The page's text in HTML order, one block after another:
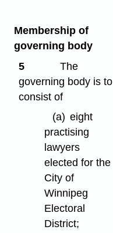
Membership of
governing body
5
The
governing body is to
consist of
(a) eight
practising
lawyers
elected for the
City of
Winnipeg
Electoral
District;